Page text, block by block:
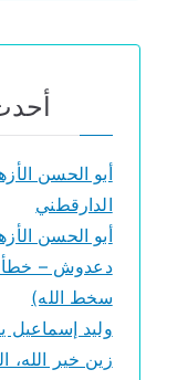
أبو الحسن
الدارقطني
أبو الحسن
دعدوش –
سخط الله)
وليد
زين خير